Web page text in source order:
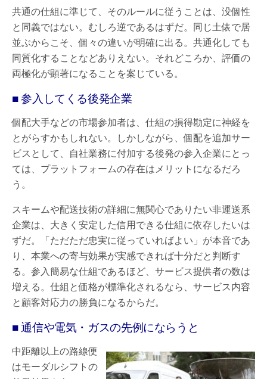
共通の仕組に準じて、そのルールに従うことは、没個性
と同義ではない。むしろ逆であるはずだ。同じ土俵で居
並ぶからこそ、個々の違いが明確に出る。共通化しても
同質化することなどありえない。それどころか、評価の
両極化が顕著になることを案じている。
■ 参入してくる後発企業
個配大手などの市場参加者は、仕組の損得勘定に神経を
とがらすかもしれない。しかしながら、個配を追加サー
ビスとして、自社業務に付加する後発の参入企業にとっ
ては、プラットフォームの存在はメリットになるだろ
う。
スキームや配送技術の詳細に無関心でありたい非運送系
企業は、大きく安定した信用できる仕組に依存したいは
ずだ。「ただただ忠実に従っていればよい」が本音であ
り、本業への寄与効果が実感できれば十分だと判断す
る。参入簡易な仕組であるほど、サービス提供者の数は
増える。仕組と価格が標準化されるなら、サービス内容
と顧客対応力の勝負になるからだ。
■ 通信や電気・ガスの先例にならうと
中距離以上の路線便
はモーダルシフトの